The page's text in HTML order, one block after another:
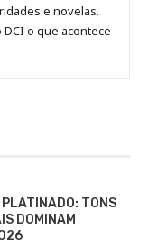
e novelas.
DCI o que acontece
PLATINADO: TONS
DOMINAM